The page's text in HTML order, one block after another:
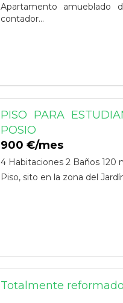
Apartamento amueblado
contador...
PISO PARA
POSIO
900 €/mes
4 Habitaciones 2 Baños 120
Piso, sito en la zona del
Totalmente